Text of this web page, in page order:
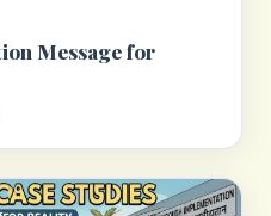
Message for